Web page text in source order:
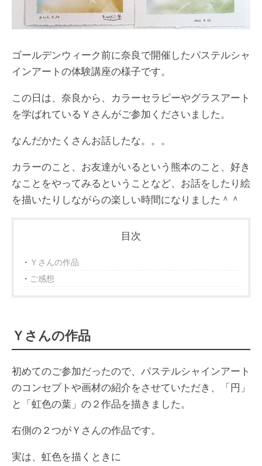
ゴールデンウィーク前に奈良で開催したパステルシャ
インアートの体験講座の様子です。
この日は、奈良から、カラーセラピーやグラスアート
を学ばれているＹさんがご参加くださいました。
なんだかたくさんお話したな。。。
カラーのこと、お友達がいるという熊本のこと、好き
なことをやってみるということなど、お話をしたり絵
を描いたりしながらの楽しい時間になりました＾＾
目次
Ｙさんの作品
ご感想
Ｙさんの作品
初めてのご参加だったので、パステルシャインアート
のコンセプトや画材の紹介をさせていただき、「円」
と「虹色の葉」の２作品を描きました。
右側の２つがＹさんの作品です。
実は、虹色を描くときに